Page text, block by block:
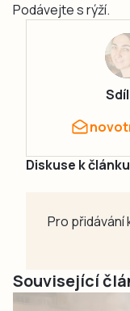
Podávejte s rýží.
Diskuse k článku
Pro
Související